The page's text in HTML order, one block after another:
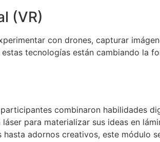
(VR)
con drones, capturar
tecnologías están cambiando la
combinaron habilidades
para materializar sus ideas en
adornos creativos, este módulo